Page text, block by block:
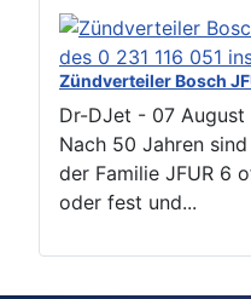
Zündverteiler Bosch
Dr-DJet - 07
Nach 50 Jahren
der Familie JFUR 6
oder fest und...